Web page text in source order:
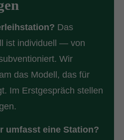
Das
ist individuell — von
Wir
das Modell, das für
Im Erstgespräch stellen
umfasst eine Station?